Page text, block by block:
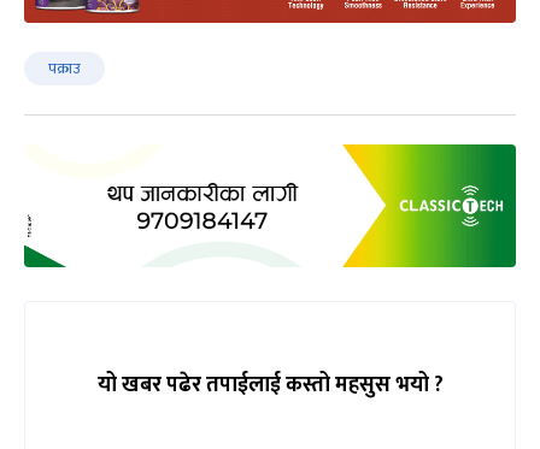
पक्राउ
यो खबर पढेर तपाईलाई कस्तो महसुस भयो ?